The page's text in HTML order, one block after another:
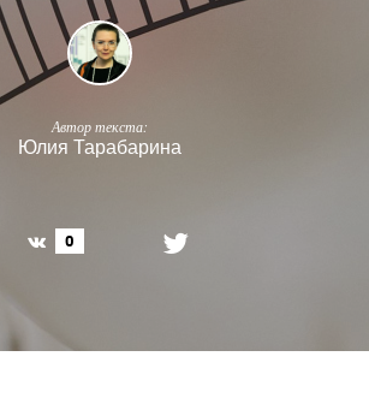
Автор текста:
Юлия Тарабарина
0